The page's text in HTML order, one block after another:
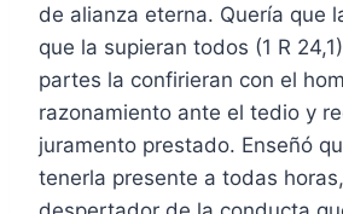
de alianza eterna. Quería que
que la supieran todos (1 R
partes la confirieran con el
razonamiento ante el tedio y
juramento prestado. Enseñó
tenerla presente a todas